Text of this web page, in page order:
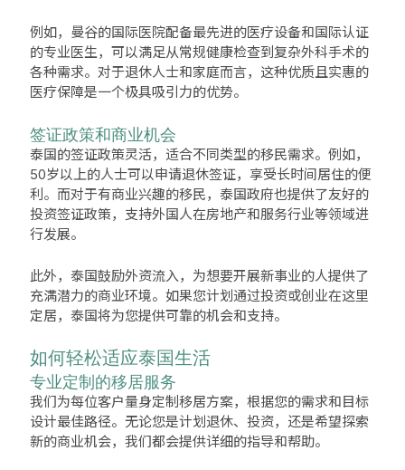
例如，曼谷的国际医院配备最先进的医疗设备和国际认证
的专业医生，可以满足从常规健康检查到复杂外科手术的
各种需求。对于退休人士和家庭而言，这种优质且实惠的
医疗保障是一个极具吸引力的优势。
签证政策和商业机会
泰国的签证政策灵活，适合不同类型的移民需求。例如，
50岁以上的人士可以申请退休签证，享受长时间居住的便
利。而对于有商业兴趣的移民，泰国政府也提供了友好的
投资签证政策，支持外国人在房地产和服务行业等领域进
行发展。
此外，泰国鼓励外资流入，为想要开展新事业的人提供了
充满潜力的商业环境。如果您计划通过投资或创业在这里
定居，泰国将为您提供可靠的机会和支持。
如何轻松适应泰国生活
专业定制的移居服务
我们为每位客户量身定制移居方案，根据您的需求和目标
设计最佳路径。无论您是计划退休、投资，还是希望探索
新的商业机会，我们都会提供详细的指导和帮助。